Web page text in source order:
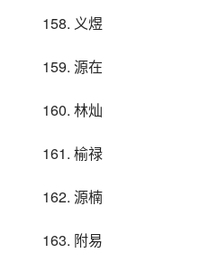
158. 义煜
159. 源在
160. 林灿
161. 榆禄
162. 源楠
163. 附易